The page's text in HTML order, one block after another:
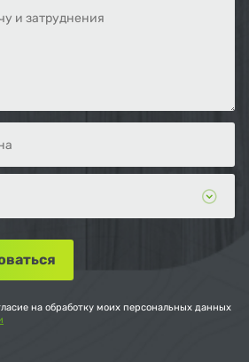
на обработку моих персональных данных